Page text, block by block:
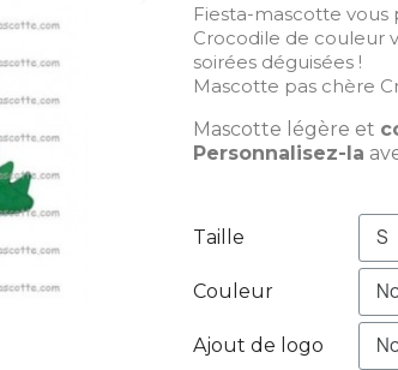
Fiesta-mascotte
Crocodile de couleur
soirées déguisées !
Mascotte pas chère
Mascotte légère et
Personnalisez-la
Taille
Couleur
Ajout de logo